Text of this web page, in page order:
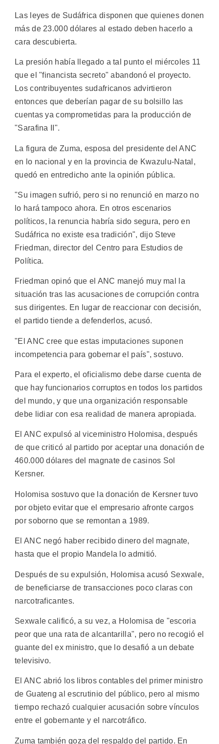
Las leyes de Sudáfrica disponen que quienes donen
más de 23.000 dólares al estado deben hacerlo a
cara descubierta.
La presión había llegado a tal punto el miércoles 11
que el "financista secreto" abandonó el proyecto.
Los contribuyentes sudafricanos advirtieron
entonces que deberían pagar de su bolsillo las
cuentas ya comprometidas para la producción de
"Sarafina II".
La figura de Zuma, esposa del presidente del ANC
en lo nacional y en la provincia de Kwazulu-Natal,
quedó en entredicho ante la opinión pública.
"Su imagen sufrió, pero si no renunció en marzo no
lo hará tampoco ahora. En otros escenarios
políticos, la renuncia habría sido segura, pero en
Sudáfrica no existe esa tradición", dijo Steve
Friedman, director del Centro para Estudios de
Política.
Friedman opinó que el ANC manejó muy mal la
situación tras las acusaciones de corrupción contra
sus dirigentes. En lugar de reaccionar con decisión,
el partido tiende a defenderlos, acusó.
"El ANC cree que estas imputaciones suponen
incompetencia para gobernar el país", sostuvo.
Para el experto, el oficialismo debe darse cuenta de
que hay funcionarios corruptos en todos los partidos
del mundo, y que una organización responsable
debe lidiar con esa realidad de manera apropiada.
El ANC expulsó al viceministro Holomisa, después
de que criticó al partido por aceptar una donación de
460.000 dólares del magnate de casinos Sol
Kersner.
Holomisa sostuvo que la donación de Kersner tuvo
por objeto evitar que el empresario afronte cargos
por soborno que se remontan a 1989.
El ANC negó haber recibido dinero del magnate,
hasta que el propio Mandela lo admitió.
Después de su expulsión, Holomisa acusó Sexwale,
de beneficiarse de transacciones poco claras con
narcotraficantes.
Sexwale calificó, a su vez, a Holomisa de "escoria
peor que una rata de alcantarilla", pero no recogió el
guante del ex ministro, que lo desafió a un debate
televisivo.
El ANC abrió los libros contables del primer ministro
de Guateng al escrutinio del público, pero al mismo
tiempo rechazó cualquier acusación sobre vínculos
entre el gobernante y el narcotráfico.
Zuma también goza del respaldo del partido. En